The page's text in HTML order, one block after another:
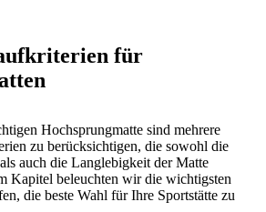
für
Hochsprungmatte sind mehrere
zu berücksichtigen, die sowohl die
auch die Langlebigkeit der Matte
Kapitel beleuchten wir die wichtigsten
die beste Wahl für Ihre Sportstätte zu